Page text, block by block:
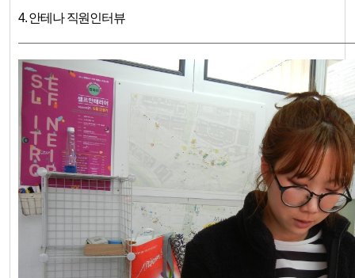
4. 안테나 직원인터뷰